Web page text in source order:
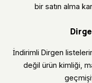
bir satın alma
İndirimli Dirgen
değil ürün kimliği,